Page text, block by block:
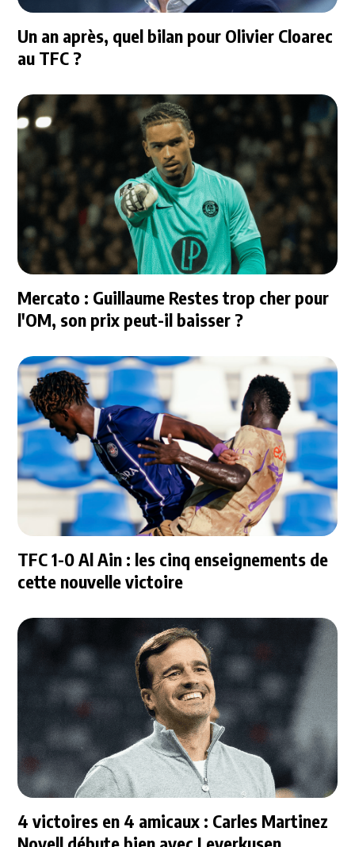
Un an après, quel bilan pour Olivier Cloarec
au TFC ?
Mercato : Guillaume Restes trop cher pour
l'OM, son prix peut-il baisser ?
TFC 1-0 Al Ain : les cinq enseignements de
cette nouvelle victoire
4 victoires en 4 amicaux : Carles Martinez